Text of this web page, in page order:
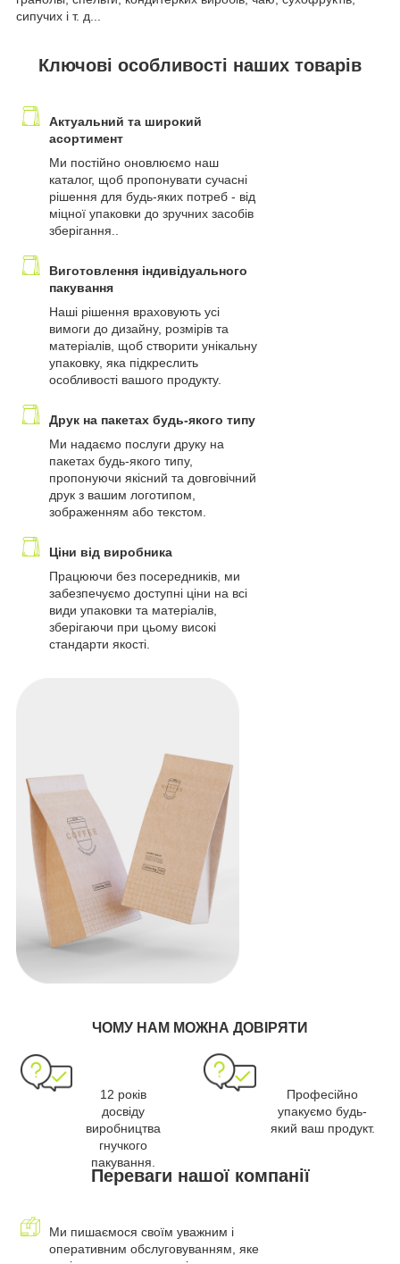
сипучих і т. д...
Ключові особливості наших товарів
Актуальний та широкий
асортимент
Ми постійно оновлюємо наш
каталог, щоб пропонувати сучасні
рішення для будь-яких потреб - від
міцної упаковки до зручних засобів
зберігання..
Виготовлення індивідуального
пакування
Наші рішення враховують усі
вимоги до дизайну, розмірів та
матеріалів, щоб створити унікальну
упаковку, яка підкреслить
особливості вашого продукту.
Друк на пакетах будь-якого типу
Ми надаємо послуги друку на
пакетах будь-якого типу,
пропонуючи якісний та довговічний
друк з вашим логотипом,
зображенням або текстом.
Ціни від виробника
Працюючи без посередників, ми
забезпечуємо доступні ціни на всі
види упаковки та матеріалів,
зберігаючи при цьому високі
стандарти якості.
ЧОМУ НАМ МОЖНА ДОВІРЯТИ
12 років
досвіду
виробництва
гнучкого
пакування.
Професійно
упакуємо будь-
який ваш продукт.
Переваги нашої компанії
Ми пишаємося своїм уважним і
оперативним обслуговуванням, яке